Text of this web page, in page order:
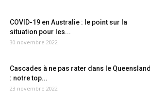
COVID-19 en Australie : le point sur la
situation pour les...
30 novembre 2022
Cascades à ne pas rater dans le Queensland
: notre top...
23 novembre 2022